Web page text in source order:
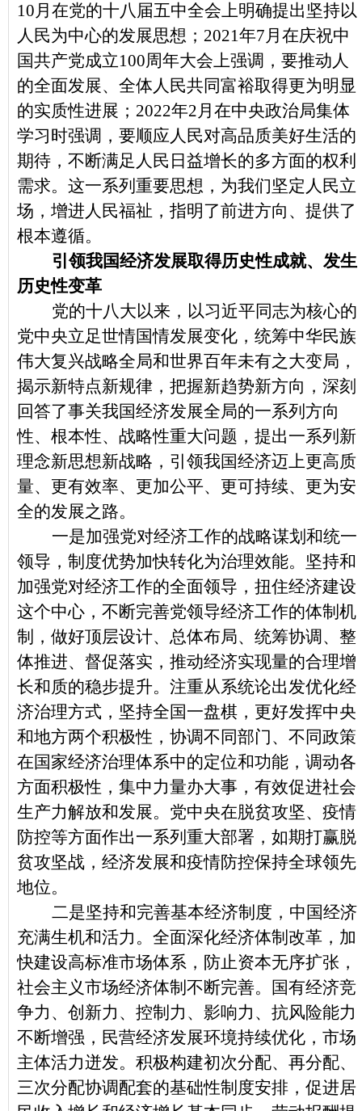
10月在党的十八届五中全会上明确提出坚持以
人民为中心的发展思想；2021年7月在庆祝中
国共产党成立100周年大会上强调，要推动人
的全面发展、全体人民共同富裕取得更为明显
的实质性进展；2022年2月在中央政治局集体
学习时强调，要顺应人民对高品质美好生活的
期待，不断满足人民日益增长的多方面的权利
需求。这一系列重要思想，为我们坚定人民立
场，增进人民福祉，指明了前进方向、提供了
根本遵循。
引领我国经济发展取得历史性成就、发生
历史性变革
党的十八大以来，以习近平同志为核心的
党中央立足世情国情发展变化，统筹中华民族
伟大复兴战略全局和世界百年未有之大变局，
揭示新特点新规律，把握新趋势新方向，深刻
回答了事关我国经济发展全局的一系列方向
性、根本性、战略性重大问题，提出一系列新
理念新思想新战略，引领我国经济迈上更高质
量、更有效率、更加公平、更可持续、更为安
全的发展之路。
一是加强党对经济工作的战略谋划和统一
领导，制度优势加快转化为治理效能。坚持和
加强党对经济工作的全面领导，扭住经济建设
这个中心，不断完善党领导经济工作的体制机
制，做好顶层设计、总体布局、统筹协调、整
体推进、督促落实，推动经济实现量的合理增
长和质的稳步提升。注重从系统论出发优化经
济治理方式，坚持全国一盘棋，更好发挥中央
和地方两个积极性，协调不同部门、不同政策
在国家经济治理体系中的定位和功能，调动各
方面积极性，集中力量办大事，有效促进社会
生产力解放和发展。党中央在脱贫攻坚、疫情
防控等方面作出一系列重大部署，如期打赢脱
贫攻坚战，经济发展和疫情防控保持全球领先
地位。
二是坚持和完善基本经济制度，中国经济
充满生机和活力。全面深化经济体制改革，加
快建设高标准市场体系，防止资本无序扩张，
社会主义市场经济体制不断完善。国有经济竞
争力、创新力、控制力、影响力、抗风险能力
不断增强，民营经济发展环境持续优化，市场
主体活力迸发。积极构建初次分配、再分配、
三次分配协调配套的基础性制度安排，促进居